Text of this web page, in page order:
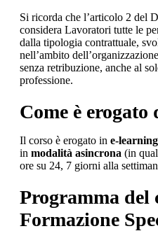
Si ricorda che l’articolo 2 del
considera Lavoratori tutte le
dalla tipologia contrattuale,
nell’ambito
senza retribuzione, anche al
professione.
Come è erogato
Il corso è erogato in e-learning
in modalità asincrona (in
ore su 24, 7 giorni alla
Programma
Formazione